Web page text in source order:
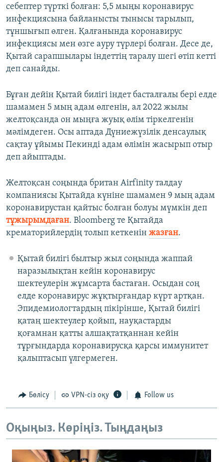
себептер түрткі болған: 5,5 мыңы коронавирус
инфекциясына байланысты тынысы тарылып,
тұншығып өлген. Қалғанында коронавирус
инфекциясы мен өзге ауру түрлері болған. Десе де,
Қытай сарапшылары індеттің таралу шегі өтіп кетті
деп санайды.
Бұған дейін Қытай билігі індет басталғалы бері елде
шамамен 5 мың адам өлгенін, ал 2022 жылы
желтоқсанда он мыңға жуық өлім тіркелгенін
мәлімдеген. Осы аптада Дүниежүзілік денсаулық
сақтау ұйымы Пекинді адам өлімін жасырып отыр
деп айыптады.
Желтоқсан соңында британ Airfinity талдау
компаниясы Қытайда күніне шамамен 9 мың адам
коронавирустан қайтыс болған болуы мүмкін деп
тұжырымдаған. Bloomberg те Қытайда
крематорийлердің толып кеткенін жазған.
Қытай билігі былтыр жыл соңында жаппай
наразылықтан кейін коронавирус
шектеулерін жұмсарта бастаған. Осыдан соң
елде коронавирус жұқтырғандар күрт артқан.
Эпидемиологтардың пікірінше, Қытай билігі
қатаң шектеулер қойып, науқастарды
қоғамнан қатты алшақтатқаннан кейін
тұрғындарда коронавирусқа қарсы иммунитет
қалыптасып үлгермеген.
Бөлісу VPN-сіз оқу Follow us
Оқыңыз. Көріңіз. Тыңдаңыз